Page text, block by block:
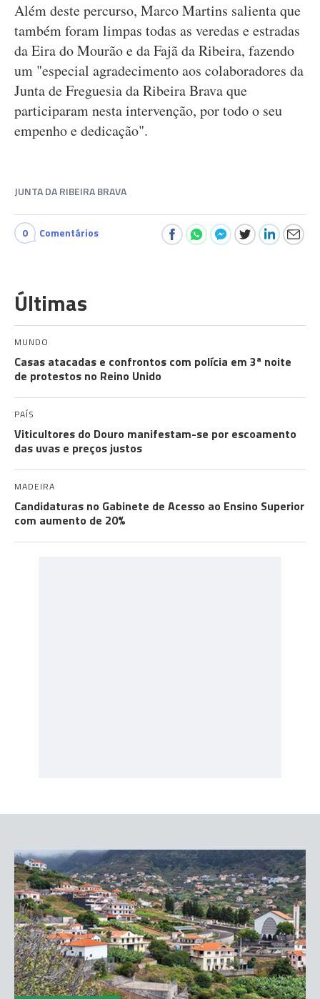
Além deste percurso, Marco Martins salienta que
também foram limpas todas as veredas e estradas
da Eira do Mourão e da Fajã da Ribeira, fazendo
um "especial agradecimento aos colaboradores da
Junta de Freguesia da Ribeira Brava que
participaram nesta intervenção, por todo o seu
empenho e dedicação".
JUNTA DA RIBEIRA BRAVA
0 Comentários
Últimas
MUNDO
Casas atacadas e confrontos com polícia em 3ª noite
de protestos no Reino Unido
PAÍS
Viticultores do Douro manifestam-se por escoamento
das uvas e preços justos
MADEIRA
Candidaturas no Gabinete de Acesso ao Ensino Superior
com aumento de 20%